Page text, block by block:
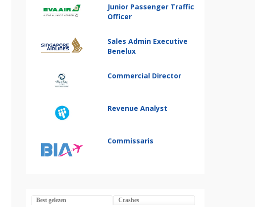
Junior Passenger Traffic
Officer
Sales Admin Executive
Benelux
Commercial Director
Revenue Analyst
Commissaris
Best gelezen Crashes